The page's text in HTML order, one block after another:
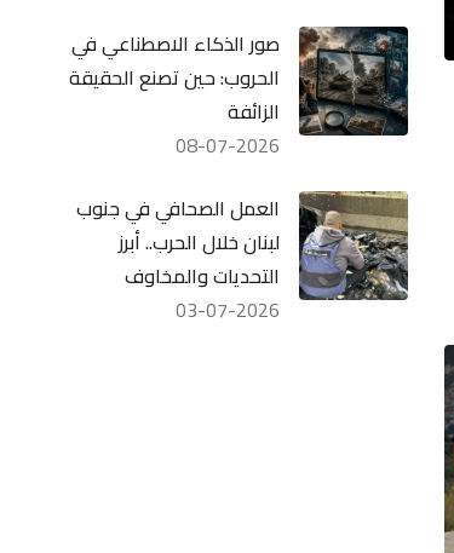
صور الذكاء الاصطناعي في
الحروب: حين تصنع الحقيقة
الزائفة
08-07-2026
العمل الصحافي في جنوب
لبنان خلال الحرب.. أبرز
التحديات والمخاوف
03-07-2026